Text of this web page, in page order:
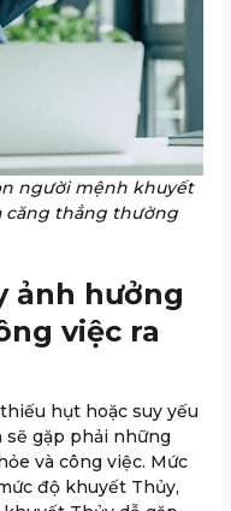
người mệnh khuyết
căng thẳng thường
ảnh hưởng
việc ra
hụt hoặc suy yếu
gặp phải những
và công việc. Mức
độ khuyết Thủy,